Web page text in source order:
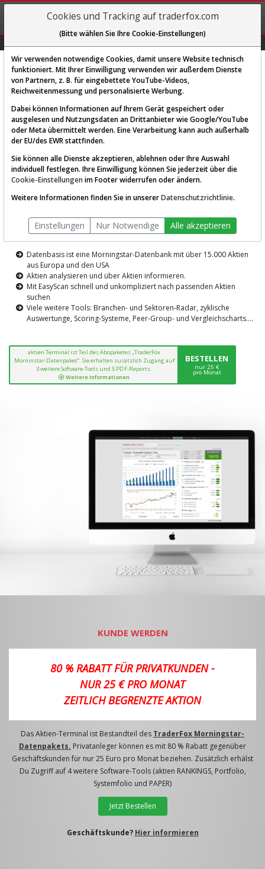
REGIS-
TRIEREN
Diese Funktion ist nur für
AKTIEN-TERMINAL
Die Aktienanalyse-Plattform von
TraderFox
Datenbasis ist eine Morningstar-Datenbank mit über 15.000 Aktien
aus Europa und den USA
Aktien analysieren und über Aktien informieren.
Mit EasyScan schnell und unkompliziert nach passenden Aktien
suchen
Viele weitere Tools: Branchen- und Sektoren-Radar, zyklische
Auswertunge, Scoring-Systeme, Peer-Group- und Vergleichscharts....
aktien Terminal ist Teil des Abopaketes „TraderFox
Morninstar-Datenpaket“. Sie erhalten zusätzlich Zugang auf
3 weitere Software-Tools und 5 PDF-Reports.
Weitere Informationen
BESTELLEN
nur 25 €
pro Monat
KUNDE WERDEN
80 % RABATT FÜR PRIVATKUNDEN -
NUR 25 € PRO MONAT
ZEITLICH BEGRENZTE AKTION
Das Aktien-Terminal ist Bestandteil des TraderFox Morningstar-
Datenpakets. Privatanleger können es mit 80 % Rabatt gegenüber
Geschäftskunden für nur 25 Euro pro Monat beziehen. Zusätzlich erhälst
Du Zugriff auf 4 weitere Software-Tools (aktien RANKINGS, Portfolio,
Systemfolio und PAPER)
Jetzt Bestellen
Geschäftskunde? Hier informieren
Cookies und Tracking auf traderfox.com
(Bitte wählen Sie Ihre Cookie-Einstellungen)
Wir verwenden notwendige Cookies, damit unsere Website technisch
funktioniert. Mit Ihrer Einwilligung verwenden wir außerdem Dienste
von Partnern, z. B. für eingebettete YouTube-Videos,
Reichweitenmessung und personalisierte Werbung.
Dabei können Informationen auf Ihrem Gerät gespeichert oder
ausgelesen und Nutzungsdaten an Drittanbieter wie Google/YouTube
oder Meta übermittelt werden. Eine Verarbeitung kann auch außerhalb
der EU/des EWR stattfinden.
Sie können alle Dienste akzeptieren, ablehnen oder Ihre Auswahl
individuell festlegen. Ihre Einwilligung können Sie jederzeit über die
Cookie-Einstellungen im Footer widerrufen oder ändern.
Weitere Informationen finden Sie in unsererDatenschutzrichtlinie.
Einstellungen Nur Notwendige Alle akzeptieren